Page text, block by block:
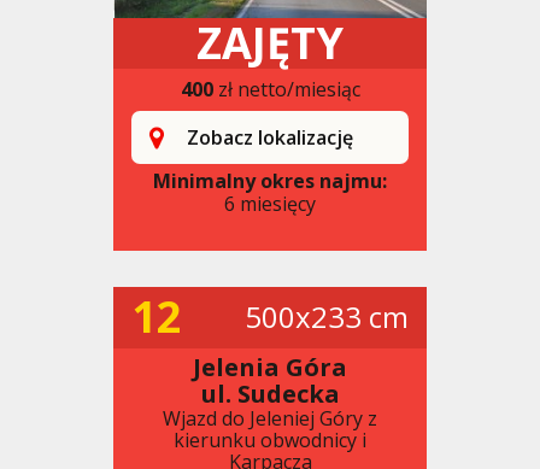
ZAJĘTY
400zł netto/miesiąc
Zobacz lokalizację
Minimalny okres najmu:
6 miesięcy
12 500x233 cm
Jelenia Góra
ul. Sudecka
Wjazd do Jeleniej Góry z
kierunku obwodnicy i
Karpacza